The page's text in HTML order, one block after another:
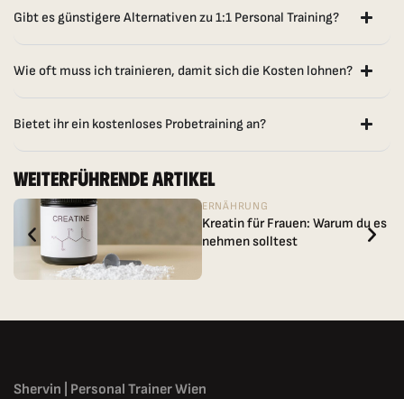
Gibt es günstigere Alternativen zu 1:1 Personal Training?
Wie oft muss ich trainieren, damit sich die Kosten lohnen?
Bietet ihr ein kostenloses Probetraining an?
Weiterführende Artikel
ERNÄHRUNG
Kreatin für Frauen: Warum du es
nehmen solltest
Shervin | Personal Trainer Wien